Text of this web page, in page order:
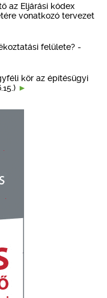
az Eljárási kódex
vonatkozó tervezet
felülete? -
kör az építésügyi